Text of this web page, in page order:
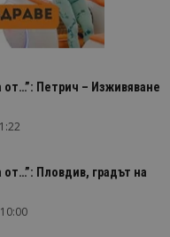
Петрич – Изживяване
Пловдив, градът на